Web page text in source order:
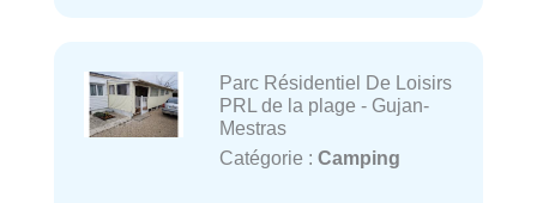
Parc Résidentiel De Loisirs
PRL de la plage - Gujan-
Mestras
Catégorie : Camping